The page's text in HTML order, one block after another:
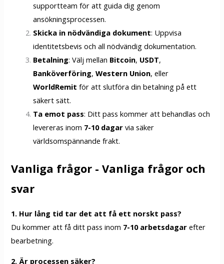
supportteam för att guida dig genom
ansökningsprocessen.
Skicka in nödvändiga dokument: Uppvisa
identitetsbevis och all nödvändig dokumentation.
Betalning: Välj mellan Bitcoin, USDT,
Banköverföring,Western Union, eller
WorldRemit för att slutföra din betalning på ett
säkert sätt.
Ta emot pass: Ditt pass kommer att behandlas och
levereras inom 7-10 dagar via säker
världsomspännande frakt.
Vanliga frågor - Vanliga frågor och
svar
1. Hur lång tid tar det att få ett norskt pass?
Du kommer att få ditt pass inom 7-10 arbetsdagar efter
bearbetning.
2. Är processen säker?